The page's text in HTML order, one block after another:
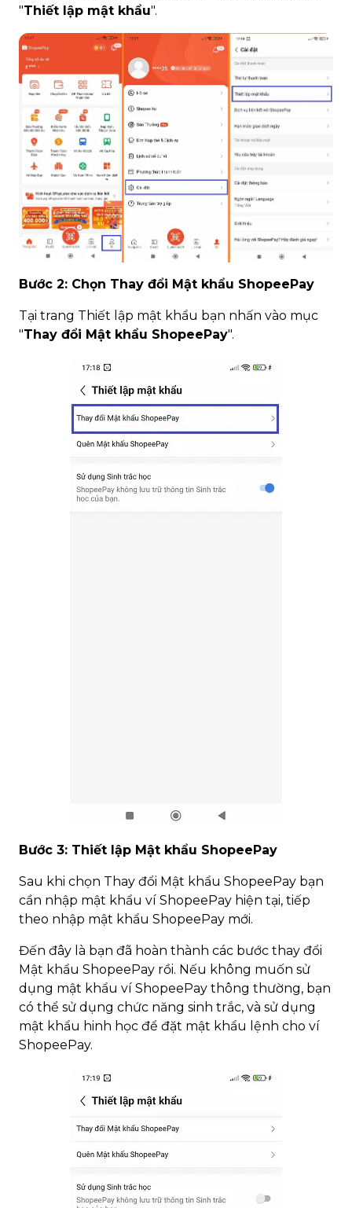
"Thiết lập mật khẩu".
Bước 2: Chọn Thay đổi Mật khẩu ShopeePay
Tại trang Thiết lập mật khẩu bạn nhấn vào mục
"Thay đổi Mật khẩu ShopeePay".
Bước 3: Thiết lập Mật khẩu ShopeePay
Sau khi chọn Thay đổi Mật khẩu ShopeePay bạn
cần nhập mật khẩu ví ShopeePay hiện tại, tiếp
theo nhập mật khẩu ShopeePay mới.
Đến đây là bạn đã hoàn thành các bước thay đổi
Mật khẩu ShopeePay rồi. Nếu không muốn sử
dụng mật khẩu ví ShopeePay thông thường, bạn
có thể sử dụng chức năng sinh trắc, và sử dụng
mật khẩu hinh học để đặt mật khẩu lệnh cho ví
ShopeePay.